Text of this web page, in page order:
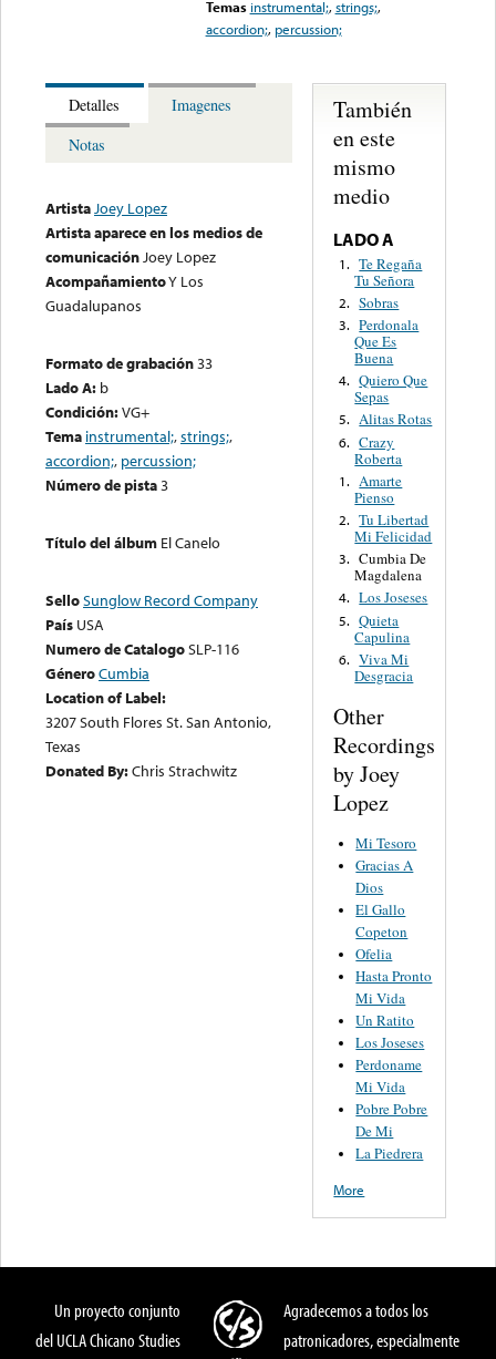
Temas instrumental;,strings;,
accordion;, percussion;
Detalles
Imagenes
Notas
ArtistaJoey Lopez
Artista aparece en los medios de
comunicaciónJoey Lopez
AcompañamientoY Los
Guadalupanos
Formato de grabación33
Lado A: b
Condición:VG+
Tema instrumental;,strings;,
accordion;, percussion;
Número de pista3
Título del álbum El Canelo
SelloSunglow Record Company
País USA
Numero de CatalogoSLP-116
GéneroCumbia
Location of Label:
3207 South Flores St. San Antonio,
Texas
Donated By:Chris Strachwitz
También
en este
mismo
medio
LADO A
1. Te Regaña
Tu Señora
2. Sobras
3. Perdonala
Que Es
Buena
4. Quiero Que
Sepas
5. Alitas Rotas
6. Crazy
Roberta
1. Amarte
Pienso
2. Tu Libertad
Mi Felicidad
3. Cumbia De
Magdalena
4. Los Joseses
5. Quieta
Capulina
6. Viva Mi
Desgracia
Other
Recordings
by Joey
Lopez
Mi Tesoro
Gracias A
Dios
El Gallo
Copeton
Ofelia
Hasta Pronto
Mi Vida
Un Ratito
Los Joseses
Perdoname
Mi Vida
Pobre Pobre
De Mi
La Piedrera
More
Un proyecto conjunto
del UCLA Chicano Studies
Agradecemos a todos los
patronicadores, especialmente